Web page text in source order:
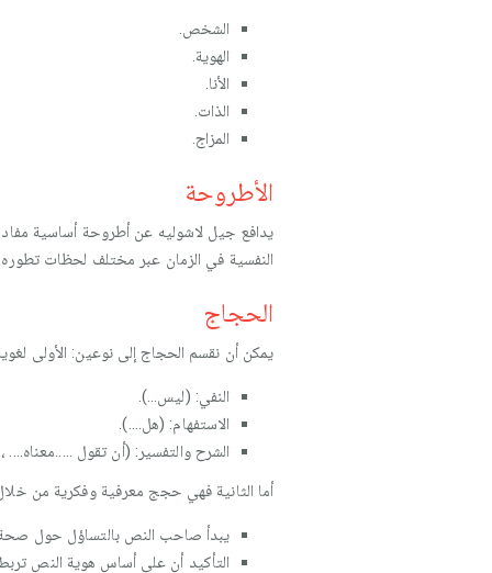
الشخص.
الهوية.
الأنا.
الذات.
المزاج.
الأطروحة
يدافع جيل لاشوليه عن أطروحة أساسية
النفسية في الزمان عبر مختلف لحظات تطوره
الحجاج
يمكن أن نقسم الحجاج إلى نوعين: الأولى
النفي: (ليس...).
الاستفهام: (هل....).
الشرح والتفسير: (أن تقول .....معناه....
أما الثانية فهي حجج معرفية وفكرية من
يبدأ صاحب النص بالتساؤل حول صحة
التأكيد أن على أساس هوية النص